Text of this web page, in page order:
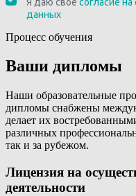
Процесс обучения
Ваши дипломы
Наши образовательные
дипломы снабжены
делает их
различных
так и за рубежом.
Лицензия на
деятельности